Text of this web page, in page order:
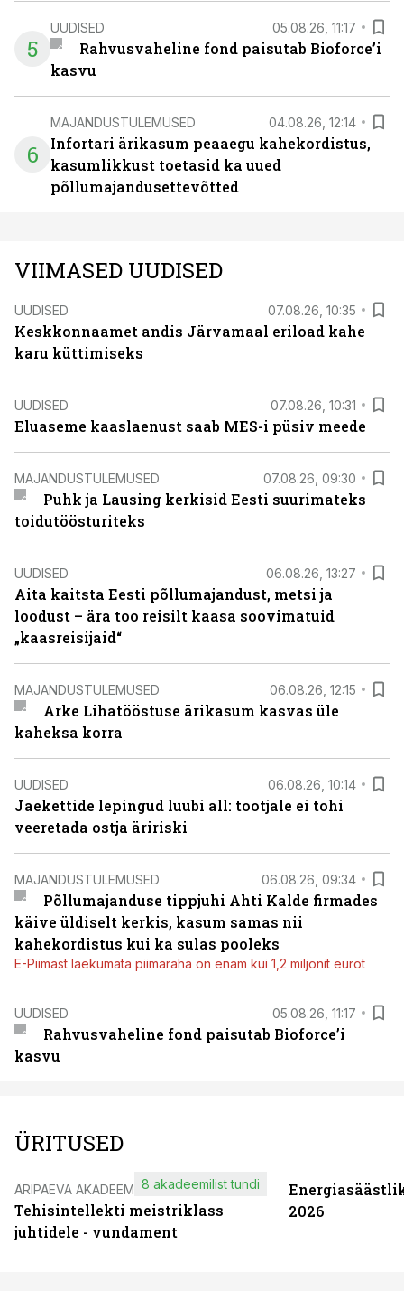
5
UUDISED 05.08.26, 11:17
Rahvusvaheline fond paisutab Bioforce’i
kasvu
6
MAJANDUSTULEMUSED 04.08.26, 12:14
Infortari ärikasum peaaegu kahekordistus,
kasumlikkust toetasid ka uued
põllumajandusettevõtted
VIIMASED UUDISED
UUDISED 07.08.26, 10:35
Keskkonnaamet andis Järvamaal eriload kahe
karu küttimiseks
UUDISED 07.08.26, 10:31
Eluaseme kaaslaenust saab MES-i püsiv meede
MAJANDUSTULEMUSED 07.08.26, 09:30
Puhk ja Lausing kerkisid Eesti suurimateks
toidutöösturiteks
UUDISED 06.08.26, 13:27
Aita kaitsta Eesti põllumajandust, metsi ja
loodust – ära too reisilt kaasa soovimatuid
„kaasreisijaid“
MAJANDUSTULEMUSED 06.08.26, 12:15
Arke Lihatööstuse ärikasum kasvas üle
kaheksa korra
UUDISED 06.08.26, 10:14
Jaekettide lepingud luubi all: tootjale ei tohi
veeretada ostja äririski
MAJANDUSTULEMUSED 06.08.26, 09:34
Põllumajanduse tippjuhi Ahti Kalde firmades
käive üldiselt kerkis, kasum samas nii
kahekordistus kui ka sulas pooleks
E-Piimast laekumata piimaraha on enam kui 1,2 miljonit eurot
UUDISED 05.08.26, 11:17
Rahvusvaheline fond paisutab Bioforce’i
kasvu
ÜRITUSED
ÄRIPÄEVA AKADEEMIA
Tehisintellekti meistriklass
juhtidele - vundament
8 akadeemilist tundi
2026